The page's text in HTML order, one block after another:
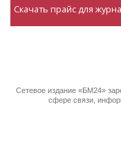
Скачать прайс для
Сетевое издание «БМ24»
сфере связи,